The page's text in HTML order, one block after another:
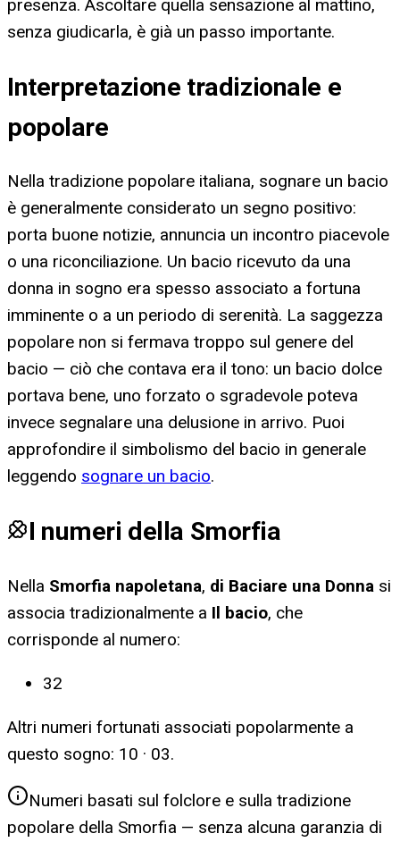
presenza. Ascoltare quella sensazione al mattino,
senza giudicarla, è già un passo importante.
Interpretazione tradizionale e
popolare
Nella tradizione popolare italiana, sognare un bacio
è generalmente considerato un segno positivo:
porta buone notizie, annuncia un incontro piacevole
o una riconciliazione. Un bacio ricevuto da una
donna in sogno era spesso associato a fortuna
imminente o a un periodo di serenità. La saggezza
popolare non si fermava troppo sul genere del
bacio — ciò che contava era il tono: un bacio dolce
portava bene, uno forzato o sgradevole poteva
invece segnalare una delusione in arrivo. Puoi
approfondire il simbolismo del bacio in generale
leggendo sognare un bacio.
I numeri della Smorfia
Nella Smorfia napoletana, di Baciare una Donna si
associa tradizionalmente a Il bacio, che
corrisponde al numero:
32
Altri numeri fortunati associati popolarmente a
questo sogno: 10 · 03.
Numeri basati sul folclore e sulla tradizione
popolare della Smorfia — senza alcuna garanzia di